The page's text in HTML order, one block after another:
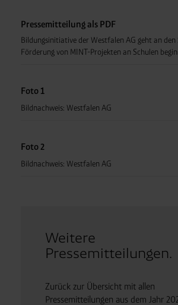
Pressemitteilung als PDF
Bildungsinitiative der Westfalen AG geht an den
Förderung von MINT-Projekten an Schulen
Foto 1
Bildnachweis: Westfalen AG
Foto 2
Bildnachweis: Westfalen AG
Weitere
Pressemitteilungen.
Zurück zur Übersicht mit allen
Pressemitteilungen aus dem Jahr